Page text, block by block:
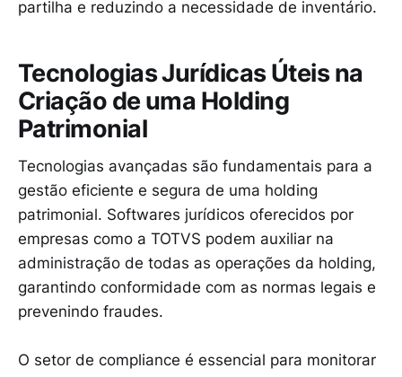
partilha e reduzindo a necessidade de inventário.
Tecnologias Jurídicas Úteis na
Criação de uma Holding
Patrimonial
Tecnologias avançadas são fundamentais para a
gestão eficiente e segura de uma holding
patrimonial. Softwares jurídicos oferecidos por
empresas como a TOTVS podem auxiliar na
administração de todas as operações da holding,
garantindo conformidade com as normas legais e
prevenindo fraudes.
O setor de compliance é essencial para monitorar